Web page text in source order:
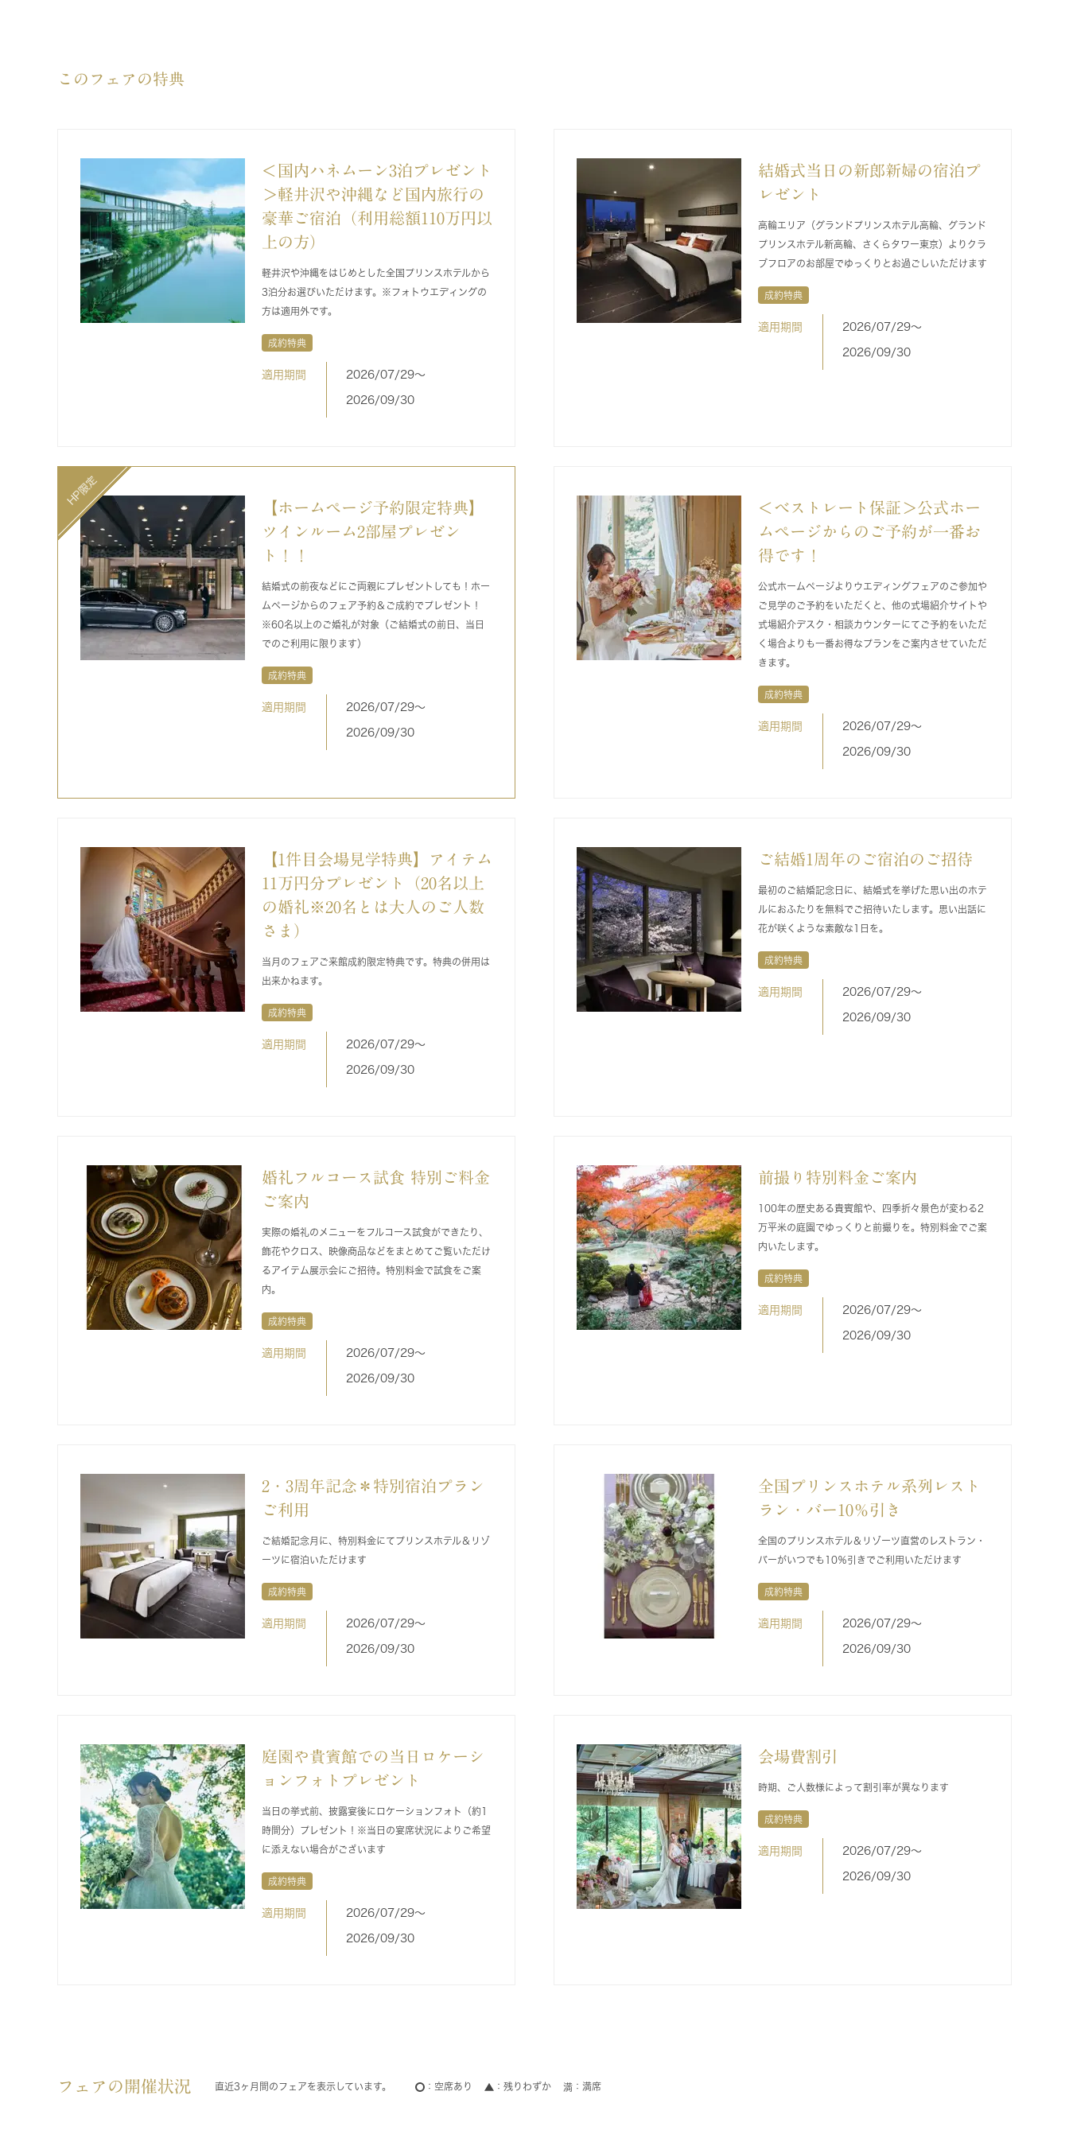
このフェアの特典
＜国内ハネムーン3泊プレゼント
＞軽井沢や沖縄など国内旅行の
豪華ご宿泊（利用総額110万円以
上の方）
軽井沢や沖縄をはじめとした全国プリンスホテルから
3泊分お選びいただけます。※フォトウエディングの
方は適用外です。
成約特典
適用期間 2026/07/29〜
2026/09/30
結婚式当日の新郎新婦の宿泊プ
レゼント
高輪エリア（グランドプリンスホテル高輪、グランド
プリンスホテル新高輪、さくらタワー東京）よりクラ
ブフロアのお部屋でゆっくりとお過ごしいただけます
成約特典
適用期間 2026/07/29〜
2026/09/30
【ホームページ予約限定特典】
ツインルーム2部屋プレゼン
ト！！
結婚式の前夜などにご両親にプレゼントしても！ホー
ムページからのフェア予約＆ご成約でプレゼント！
※60名以上のご婚礼が対象（ご結婚式の前日、当日
でのご利用に限ります）
成約特典
適用期間 2026/07/29〜
2026/09/30
＜ベストレート保証＞公式ホー
ムページからのご予約が一番お
得です！
公式ホームページよりウエディングフェアのご参加や
ご見学のご予約をいただくと、他の式場紹介サイトや
式場紹介デスク・相談カウンターにてご予約をいただ
く場合よりも一番お得なプランをご案内させていただ
きます。
成約特典
適用期間 2026/07/29〜
2026/09/30
【1件目会場見学特典】アイテム
11万円分プレゼント（20名以上
の婚礼※20名とは大人のご人数
さま）
当月のフェアご来館成約限定特典です。特典の併用は
出来かねます。
成約特典
適用期間 2026/07/29〜
2026/09/30
ご結婚1周年のご宿泊のご招待
最初のご結婚記念日に、結婚式を挙げた思い出のホテ
ルにおふたりを無料でご招待いたします。思い出話に
花が咲くような素敵な1日を。
成約特典
適用期間 2026/07/29〜
2026/09/30
婚礼フルコース試食 特別ご料金
ご案内
実際の婚礼のメニューをフルコース試食ができたり、
飾花やクロス、映像商品などをまとめてご覧いただけ
るアイテム展示会にご招待。特別料金で試食をご案
内。
成約特典
適用期間 2026/07/29〜
2026/09/30
前撮り特別料金ご案内
100年の歴史ある貴賓館や、四季折々景色が変わる2
万平米の庭園でゆっくりと前撮りを。特別料金でご案
内いたします。
成約特典
適用期間 2026/07/29〜
2026/09/30
2・3周年記念＊特別宿泊プラン
ご利用
ご結婚記念月に、特別料金にてプリンスホテル＆リゾ
ーツに宿泊いただけます
成約特典
適用期間 2026/07/29〜
2026/09/30
全国プリンスホテル系列レスト
ラン・バー10％引き
全国のプリンスホテル＆リゾーツ直営のレストラン・
バーがいつでも10％引きでご利用いただけます
成約特典
適用期間 2026/07/29〜
2026/09/30
庭園や貴賓館での当日ロケーシ
ョンフォトプレゼント
当日の挙式前、披露宴後にロケーションフォト（約1
時間分）プレゼント！※当日の宴席状況によりご希望
に添えない場合がございます
成約特典
適用期間 2026/07/29〜
2026/09/30
会場費割引
時期、ご人数様によって割引率が異なります
成約特典
適用期間 2026/07/29〜
2026/09/30
フェアの開催状況 直近3ヶ月間のフェアを表示しています。 空席あり 残りわずか 満席